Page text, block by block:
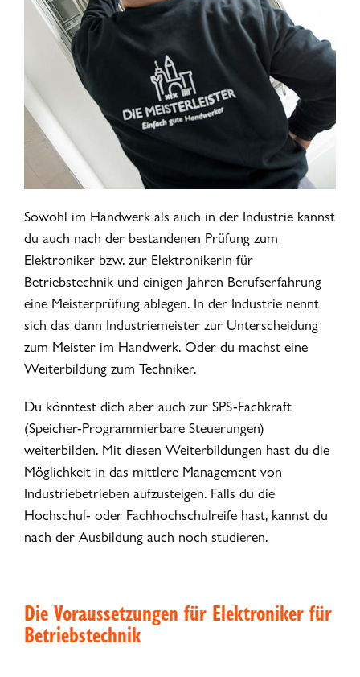
Sowohl im Handwerk als auch in der Industrie kannst
du auch nach der bestandenen Prüfung zum
Elektroniker bzw. zur Elektronikerin für
Betriebstechnik und einigen Jahren Berufserfahrung
eine Meisterprüfung ablegen. In der Industrie nennt
sich das dann Industriemeister zur Unterscheidung
zum Meister im Handwerk. Oder du machst eine
Weiterbildung zum Techniker.
Du könntest dich aber auch zur SPS-Fachkraft
(Speicher-Programmierbare Steuerungen)
weiterbilden. Mit diesen Weiterbildungen hast du die
Möglichkeit in das mittlere Management von
Industriebetrieben aufzusteigen. Falls du die
Hochschul- oder Fachhochschulreife hast, kannst du
nach der Ausbildung auch noch studieren.
Die Voraussetzungen für Elektroniker für
Betriebstechnik